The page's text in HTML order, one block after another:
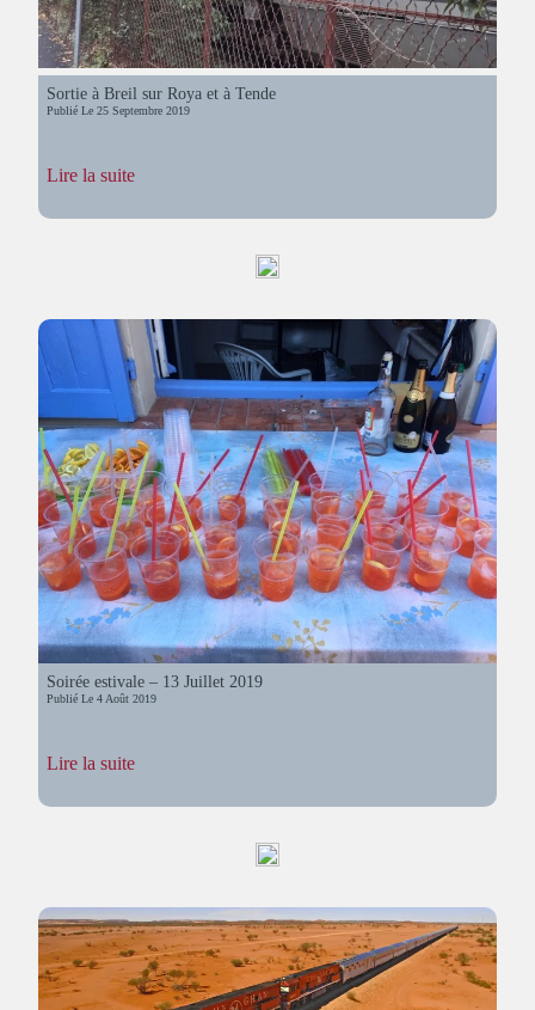
Sortie à Breil sur Roya et à Tende
Publié Le25 Septembre 2019
Lire la suite:
à
à
Tende
Soirée estivale – 13 Juillet 2019
Publié Le4 Août 2019
Lire la suite:
estivale